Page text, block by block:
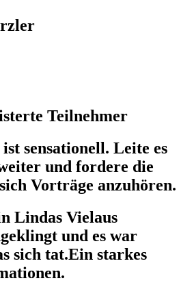
Teilnehmer
sensationell. Leite es
und fordere die
Vorträge anzuhören.
Lindas Vielaus
und es war
sich tat.Ein starkes